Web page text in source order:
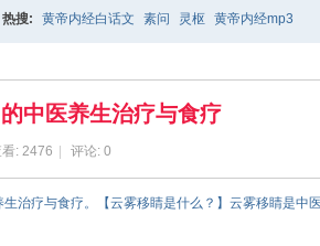
热搜: 黄帝内经白话文 素问 灵枢 黄帝内经mp3
中医养生治疗与食疗
: 2476 评论: 0
治疗与食疗。【云雾移睛是什么？】云雾移睛是中